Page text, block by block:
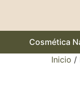
Cosmética
Inicio /